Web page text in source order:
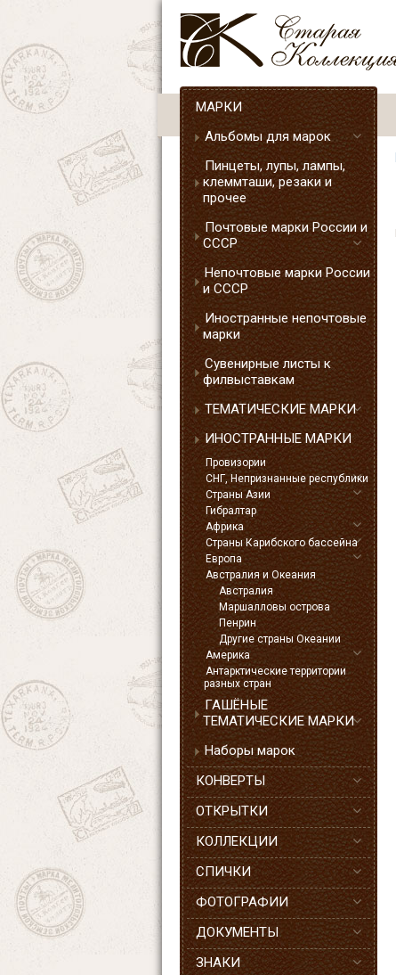
МАРКИ
Альбомы для марок
Пинцеты, лупы, лампы,
клеммташи, резаки и
прочее
Почтовые марки России и
СССР
Непочтовые марки России
и СССР
Иностранные непочтовые
марки
Сувенирные листы к
филвыставкам
ТЕМАТИЧЕСКИЕ МАРКИ
ИНОСТРАННЫЕ МАРКИ
Провизории
СНГ, Непризнанные республики
Страны Азии
Гибралтар
Африка
Страны Карибского бассейна
Европа
Австралия и Океания
Австралия
Маршалловы острова
Пенрин
Другие страны Океании
Америка
Антарктические территории
разных стран
ГАШЁНЫЕ
ТЕМАТИЧЕСКИЕ МАРКИ
Наборы марок
КОНВЕРТЫ
ОТКРЫТКИ
КОЛЛЕКЦИИ
СПИЧКИ
ФОТОГРАФИИ
ДОКУМЕНТЫ
ЗНАКИ